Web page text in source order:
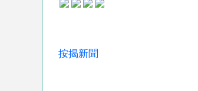
按揭新聞